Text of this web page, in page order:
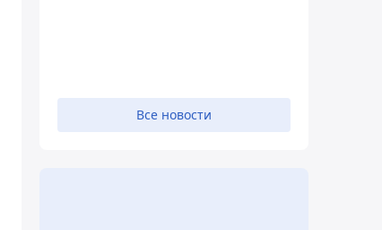
Все новости